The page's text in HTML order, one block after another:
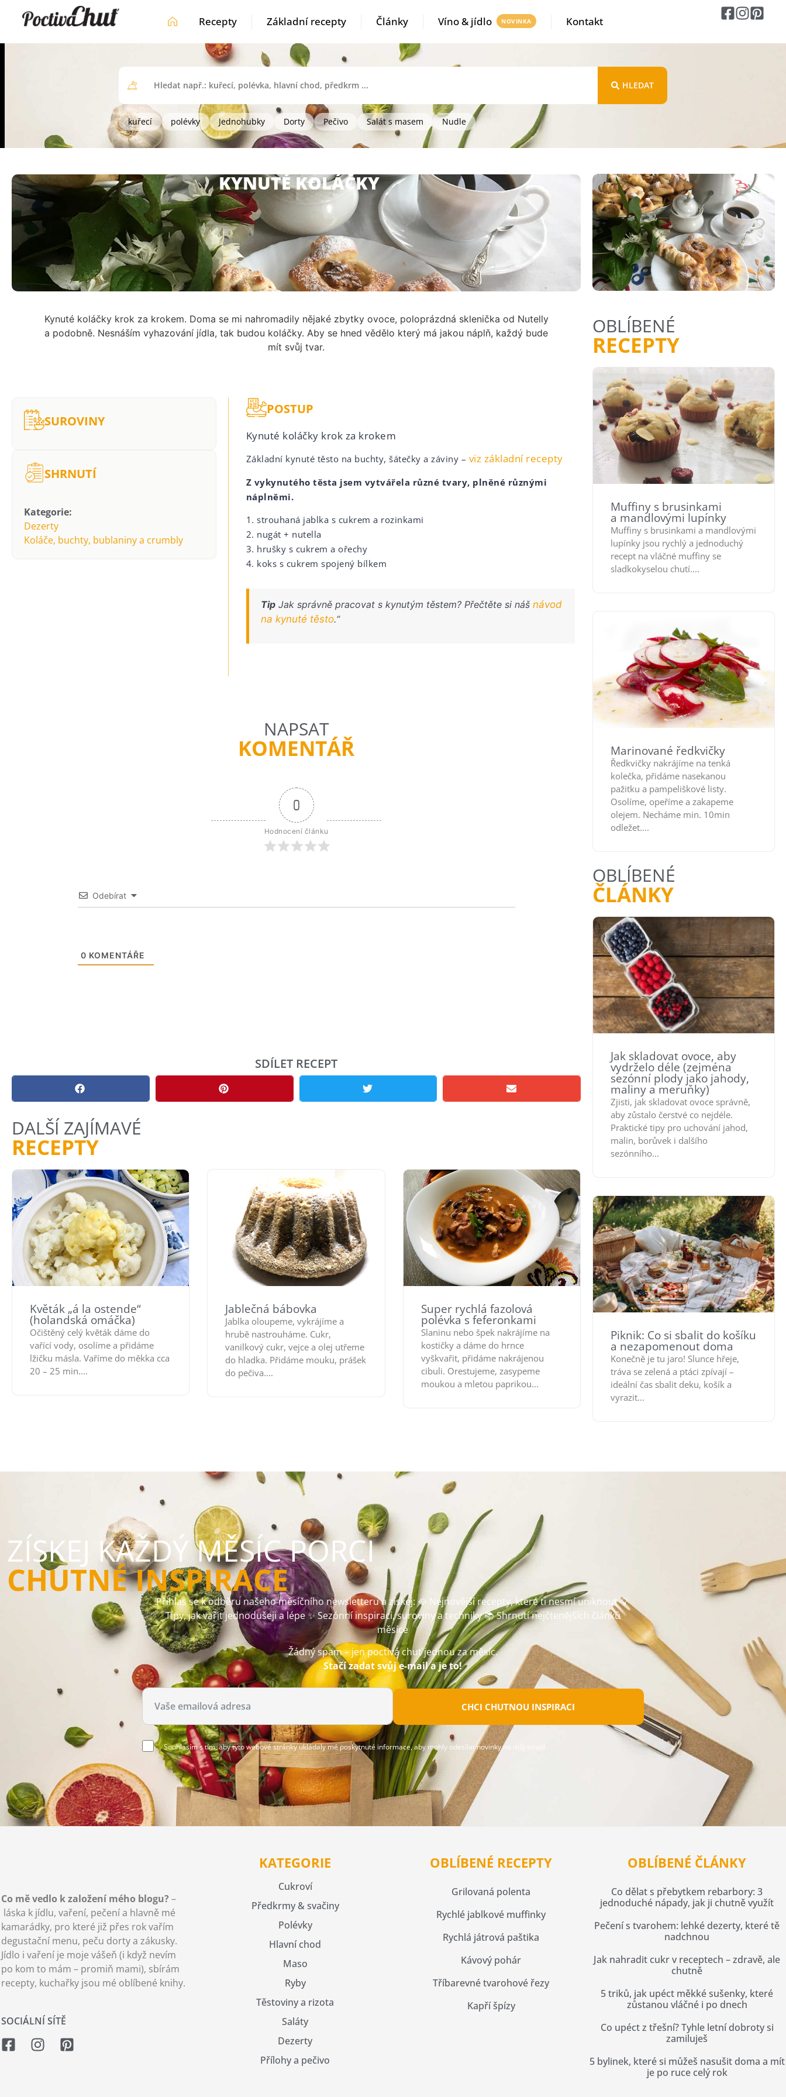
Recepty Základní recepty Články Víno & jídlo Kontakt
HLEDAT
kuřecí polévky Jednohubky Dorty Pečivo Salát s masem Nudle
KYNUTÉ KOLÁČKY
Kynuté koláčky krok za krokem. Doma se mi nahromadily nějaké zbytky ovoce, poloprázdná sklenička od Nutelly
a podobně. Nesnáším vyhazování jídla, tak budou koláčky. Aby se hned vědělo který má jakou náplň, každý bude
mít svůj tvar.
SUROVINY
SHRNUTÍ
Kategorie:
Dezerty
Koláče, buchty, bublaniny a crumbly
POSTUP
Kynuté koláčky krok za krokem
Základní kynuté těsto na buchty, šátečky a záviny – viz základní recepty
Z vykynutého těsta jsem vytvářela různé tvary, plněné různými
náplněmi.
1. strouhaná jablka s cukrem a rozinkami
2. nugát + nutella
3. hrušky s cukrem a ořechy
4. koks s cukrem spojený bílkem
TipJak správně pracovat s kynutým těstem? Přečtěte si náš návod
na kynuté těsto.“
NAPSAT
KOMENTÁŘ
0
Hodnocení článku
Odebírat
0 KOMENTÁŘE
SDÍLET RECEPT
DALŠÍ ZAJÍMAVÉ
RECEPTY
Květák „á la ostende“
(holandská omáčka)
Očištěný celý květák dáme do
vařící vody, osolíme a přidáme
lžičku másla. Vaříme do měkka cca
20 – 25 min....
Jablečná bábovka
Jablka oloupeme, vykrájíme a
hrubě nastrouháme. Cukr,
vanilkový cukr, vejce a olej utřeme
do hladka. Přidáme mouku, prášek
do pečiva....
Super rychlá fazolová
polévka s feferonkami
Slaninu nebo špek nakrájíme na
kostičky a dáme do hrnce
vyškvařit, přidáme nakrájenou
cibuli. Orestujeme, zasypeme
moukou a mletou paprikou...
OBLÍBENÉ
RECEPTY
Muffiny s brusinkami
a mandlovými lupínky
Muffiny s brusinkami a mandlovými
lupínky jsou rychlý a jednoduchý
recept na vláčné muffiny se
sladkokyselou chutí....
Marinované ředkvičky
Ředkvičky nakrájíme na tenká
kolečka, přidáme nasekanou
pažitku a pampeliškové listy.
Osolíme, opeříme a zakapeme
olejem. Necháme min. 10min
odležet....
OBLÍBENÉ
ČLÁNKY
Jak skladovat ovoce, aby
vydrželo déle (zejména
sezónní plody jako jahody,
maliny a meruňky)
Zjisti, jak skladovat ovoce správně,
aby zůstalo čerstvé co nejdéle.
Praktické tipy pro uchování jahod,
malin, borůvek i dalšího
sezónního...
Piknik: Co si sbalit do košíku
a nezapomenout doma
Konečně je tu jaro! Slunce hřeje,
tráva se zelená a ptáci zpívají –
ideální čas sbalit deku, košík a
vyrazit...
ZÍSKEJ KAŽDÝ MĚSÍC PORCI
CHUTNÉ INSPIRACE
Přihlas se k odběru našeho měsíčního newsletteru a získej: 🥘 Nejnovější recepty, které ti nesmí uniknout 💡
Tipy, jak vařit jednodušeji a lépe ✨ Sezónní inspiraci, suroviny a techniky 📚 Shrnutí nejčtenějších článků
měsíce
Žádný spam – jen poctivá chuť jednou za měsíc.
Stačí zadat svůj e-mail a je to!
CHCI CHUTNOU INSPIRACI
Souhlasím s tím, aby tyto webové stránky ukládaly mé poskytnuté informace, aby mohly odesílat novinky na můj email.
Co mě vedlo k založení mého blogu? –
láska k jídlu, vaření, pečení a hlavně mé
kamarádky, pro které již přes rok vařím
degustační menu, peču dorty a zákusky.
Jídlo i vaření je moje vášeň (i když nevím
po kom to mám – promiň mami), sbírám
recepty, kuchařky jsou mé oblíbené knihy.
SOCIÁLNÍ SÍTĚ
KATEGORIE
Cukroví
Předkrmy & svačiny
Polévky
Hlavní chod
Maso
Ryby
Těstoviny a rizota
Saláty
Dezerty
Přílohy a pečivo
OBLÍBENÉ RECEPTY
Grilovaná polenta
Rychlé jablkové muffinky
Rychlá játrová paštika
Kávový pohár
Tříbarevné tvarohové řezy
Kapří špízy
OBLÍBENÉ ČLÁNKY
Co dělat s přebytkem rebarbory: 3
jednoduché nápady, jak ji chutně využít
Pečení s tvarohem: lehké dezerty, které tě
nadchnou
Jak nahradit cukr v receptech – zdravě, ale
chutně
5 triků, jak upéct měkké sušenky, které
zůstanou vláčné i po dnech
Co upéct z třešní? Tyhle letní dobroty si
zamiluješ
5 bylinek, které si můžeš nasušit doma a mít
je po ruce celý rok